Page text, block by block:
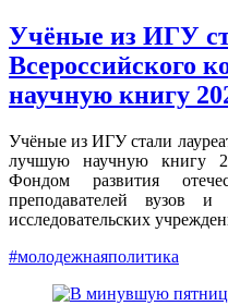
Учёные из ИГУ
Всероссийского
научную книгу
Учёные из ИГУ стали
лучшую научную книгу
Фондом развития
преподавателей вузов и
исследовательских
#молодежнаяполитика